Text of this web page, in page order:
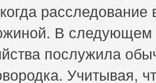
расследование
В следующем
послужила
Учитывая,